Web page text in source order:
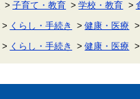
子育て・教育 学校・教育
くらし・手続き 健康・医療
くらし・手続き 健康・医療